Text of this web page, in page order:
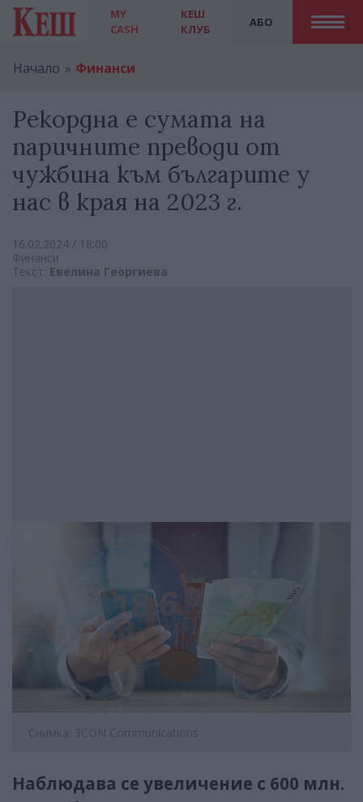
MY
CASH
АБО
КЕШ
КЛУБ
Начало Финанси
Рекордна е сумата на
паричните преводи от
чужбина към българите у
нас в края на 2023 г.
16.02.2024 / 18:00
Финанси
Текст: Евелина Георгиева
Снимка: 3CON Communications
Наблюдава се увеличение с 600 млн.